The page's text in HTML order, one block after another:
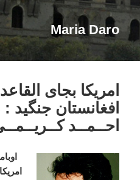
Maria Daro
امریکا بجای
افغانستان جنگید :
احــمــد